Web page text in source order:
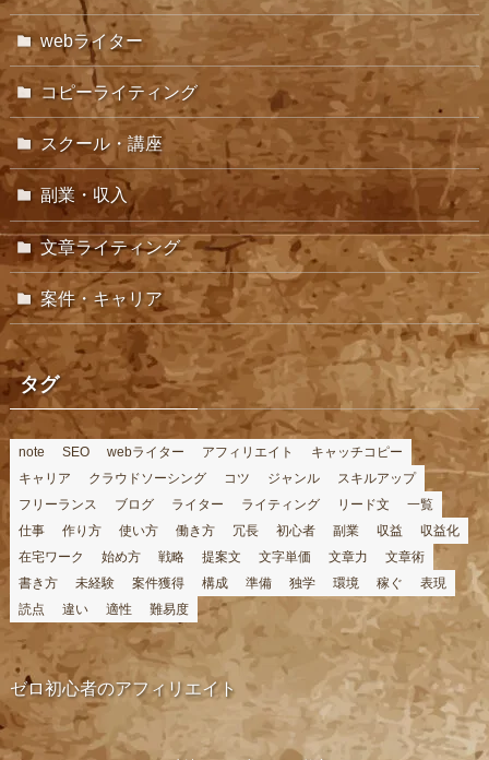
webライター
コピーライティング
スクール・講座
副業・収入
文章ライティング
案件・キャリア
タグ
note SEO webライター アフィリエイト
キャッチコピー
キャリア
クラウドソーシング コツ ジャンル
スキルアップ
フリーランス
ブログ ライター ライティング リード文
一覧
仕事
作り方 使い方 働き方 冗長 初心者 副業 収益
収益化
在宅ワーク
始め方 戦略 提案文 文字単価 文章力
文章術
書き方
未経験 案件獲得 構成 準備 独学 環境 稼ぐ
表現
読点
違い 適性 難易度
ゼロ初心者のアフィリエイト